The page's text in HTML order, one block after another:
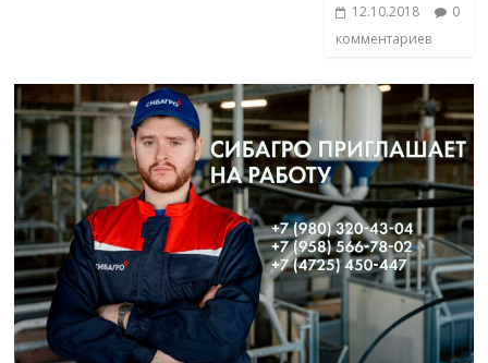
12.10.2018
0
комментариев